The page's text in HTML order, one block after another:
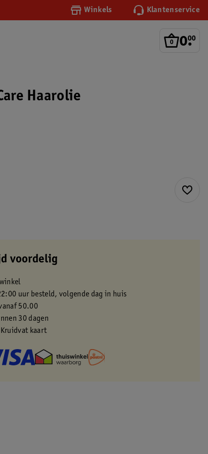
Winkels Klantenservice
0.
00
Haarolie
voordelig
uur besteld, volgende dag in huis
50.00
30 dagen
kaart